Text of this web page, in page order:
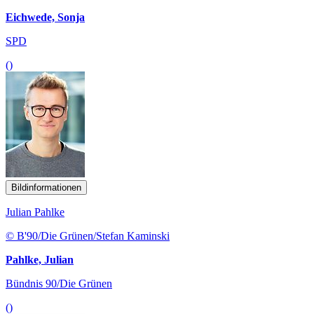
Eichwede, Sonja
SPD
()
Bildinformationen
Julian Pahlke
© B'90/Die Grünen/Stefan Kaminski
Pahlke, Julian
Bündnis 90/Die Grünen
()